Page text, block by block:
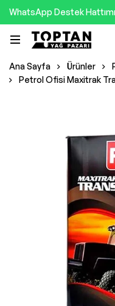
WhatsApp Destek
Ana Sayfa Ürünler
Petrol Ofisi Maxitrak